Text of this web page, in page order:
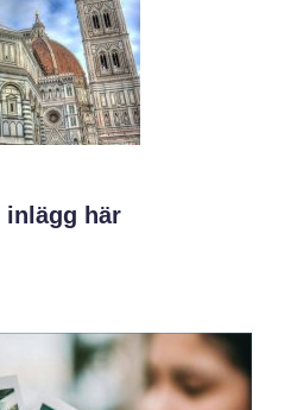
inlägg här